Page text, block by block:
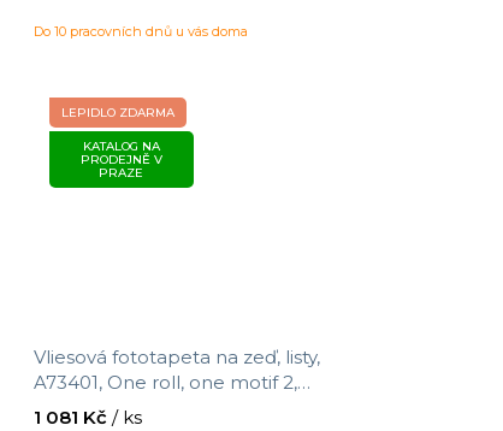
Do 10 pracovních dnů u vás doma
LEPIDLO ZDARMA
KATALOG NA
PRODEJNĚ V
PRAZE
Vliesová fototapeta na zeď, listy,
A73401, One roll, one motif 2,
Grandeco, velikost 1,59 x 2,8 m
1 081 Kč / ks